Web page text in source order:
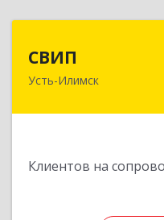
СВИП
Усть-Илимск
Клиентов на
666685,